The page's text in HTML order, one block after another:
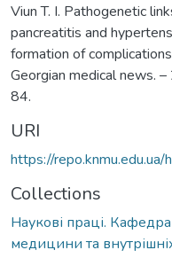
Viun T. I. Pathogenetic
pancreatitis and
formation of
Georgian medical
84.
URI
https://
Collections
Наукові праці.
медицини та